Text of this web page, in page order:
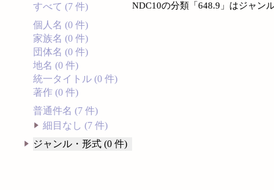
すべて (7 件)
個人名 (0 件)
家族名 (0 件)
団体名 (0 件)
地名 (0 件)
統一タイトル (0 件)
著作 (0 件)
普通件名 (7 件)
細目なし (7 件)
ジャンル・形式 (0 件)
NDC10の分類「648.9」はジャン